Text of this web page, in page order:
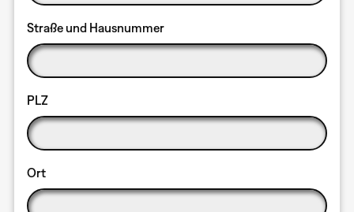
Straße und Hausnummer
PLZ
Ort